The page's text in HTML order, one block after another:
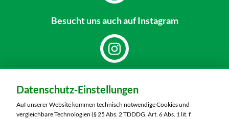
Besucht unsauch auf Instagram
MARKTKAUF Nürnberg-Mögeldorf
Laufamholzstraße 40/42
90482 Nürnberg
Datenschutz-Einstellungen
Auf unserer Website kommen technisch notwendige Cookies und
vergleichbare Technologien (§ 25 Abs. 2 TDDDG, Art. 6 Abs. 1 lit. f